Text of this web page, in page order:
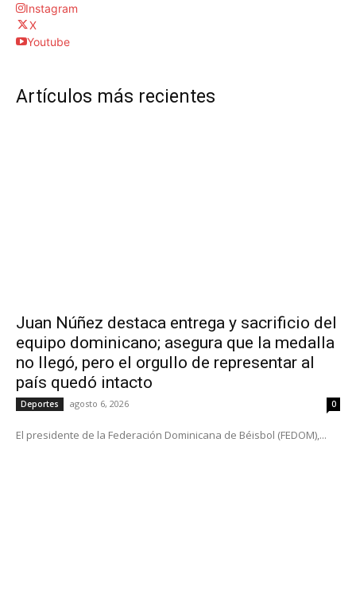
Instagram
X
Youtube
Artículos más recientes
Juan Núñez destaca entrega y sacrificio del
equipo dominicano; asegura que la medalla
no llegó, pero el orgullo de representar al
país quedó intacto
Deportes agosto 6, 2026 0
El presidente de la Federación Dominicana de Béisbol (FEDOM),...